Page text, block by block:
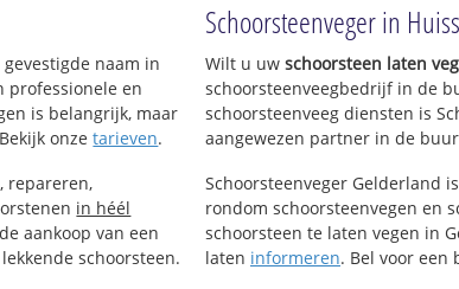
naam in
professionele en
is belangrijk, maar
onzetarieven.
repareren,
in héél
aankoop van een
schoorsteen.
Schoorsteenveger in
Wilt u uw schoorsteen laten
schoorsteenveegbedrijf in de
schoorsteenveeg diensten is
aangewezen partner in de
Schoorsteenveger Gelderland
rondom schoorsteenvegen en
schoorsteen te laten vegen in
laten informeren. Bel voor een